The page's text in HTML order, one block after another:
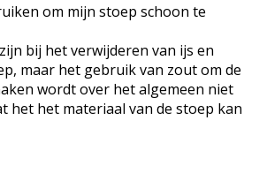
om mijn stoep schoon te
bij het verwijderen van ijs en
maar het gebruik van zout om de
wordt over het algemeen niet
het het materiaal van de stoep kan